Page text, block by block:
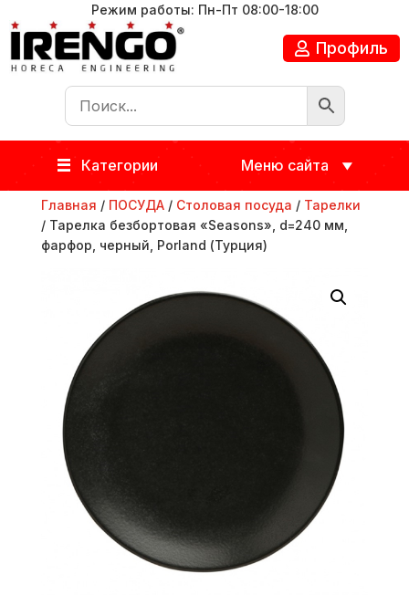
Режим работы: Пн-Пт 08:00-18:00
Профиль
Категории Меню сайта
Главная / ПОСУДА/ Столовая посуда / Тарелки
/ Тарелка безбортовая «Seasons», d=240 мм,
фарфор, черный, Porland (Турция)